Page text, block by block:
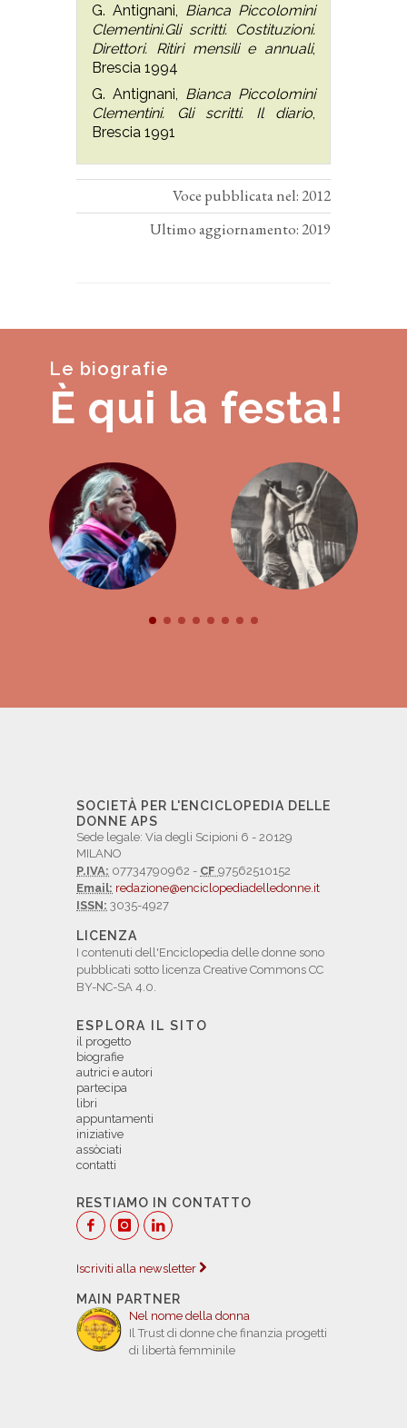
G. Antignani, Bianca Piccolomini
Clementini.Gli scritti. Costituzioni.
Direttori. Ritiri mensili e annuali,
Brescia 1994
G. Antignani, Bianca Piccolomini
Clementini. Gli scritti. Il diario
Brescia 1991
Voce pubblicata nel: 2012
Ultimo aggiornamento: 2019
Le biografie
È qui la festa!
SOCIETÀ PER L'ENCICLOPEDIA DELLE
DONNE APS
Sede legale: Via degli Scipioni 6 - 20129
MILANO
P.IVA: 07734790962 - CF 97562510152
Email: redazione@enciclopediadelledonne.it
ISSN: 3035-4927
LICENZA
I contenuti dell'Enciclopedia delle donne sono
pubblicati sotto licenza Creative Commons CC
BY-NC-SA 4.0.
ESPLORA IL SITO
il progetto
biografie
autrici e autori
partecipa
libri
appuntamenti
iniziative
assòciati
contatti
RESTIAMO IN CONTATTO
Iscriviti alla newsletter
MAIN PARTNER
Nel nome della donna
Il Trust di donne che finanzia progetti
di libertà femminile